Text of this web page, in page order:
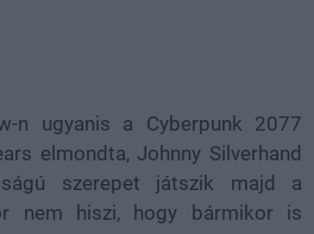
n ugyanis a Cyberpunk 2077
elmondta, Johnny Silverhand
szerepet játszik majd a
nem hiszi, hogy bármikor is